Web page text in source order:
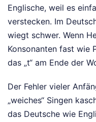
Englische, weil es
verstecken. Im
wiegt schwer. Wenn
Konsonanten fast wie
das „t“ am Ende der
Der Fehler vieler
„weiches“ Singen
das Deutsche wie